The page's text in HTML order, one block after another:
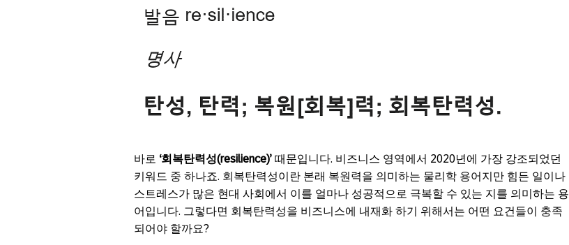
바로 ‘회복탄력성(resilience)’ 때문입니다. 비즈니스 영역에서 2020년에 가장 강조되었던
키워드 중 하나죠. 회복탄력성이란 본래 복원력을 의미하는 물리학 용어지만 힘든 일이나
스트레스가 많은 현대 사회에서 이를 얼마나 성공적으로 극복할 수 있는 지를 의미하는 용
어입니다. 그렇다면 회복탄력성을 비즈니스에 내재화 하기 위해서는 어떤 요건들이 충족
되어야 할까요?